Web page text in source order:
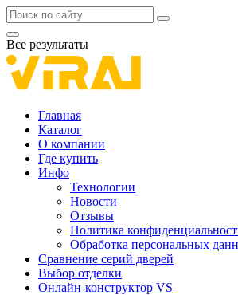
Все результаты
Главная
Каталог
О компании
Где купить
Инфо
Технологии
Новости
Отзывы
Политика
Обработка персональных
Сравнение серий дверей
Выбор отделки
Онлайн-конструктор VS